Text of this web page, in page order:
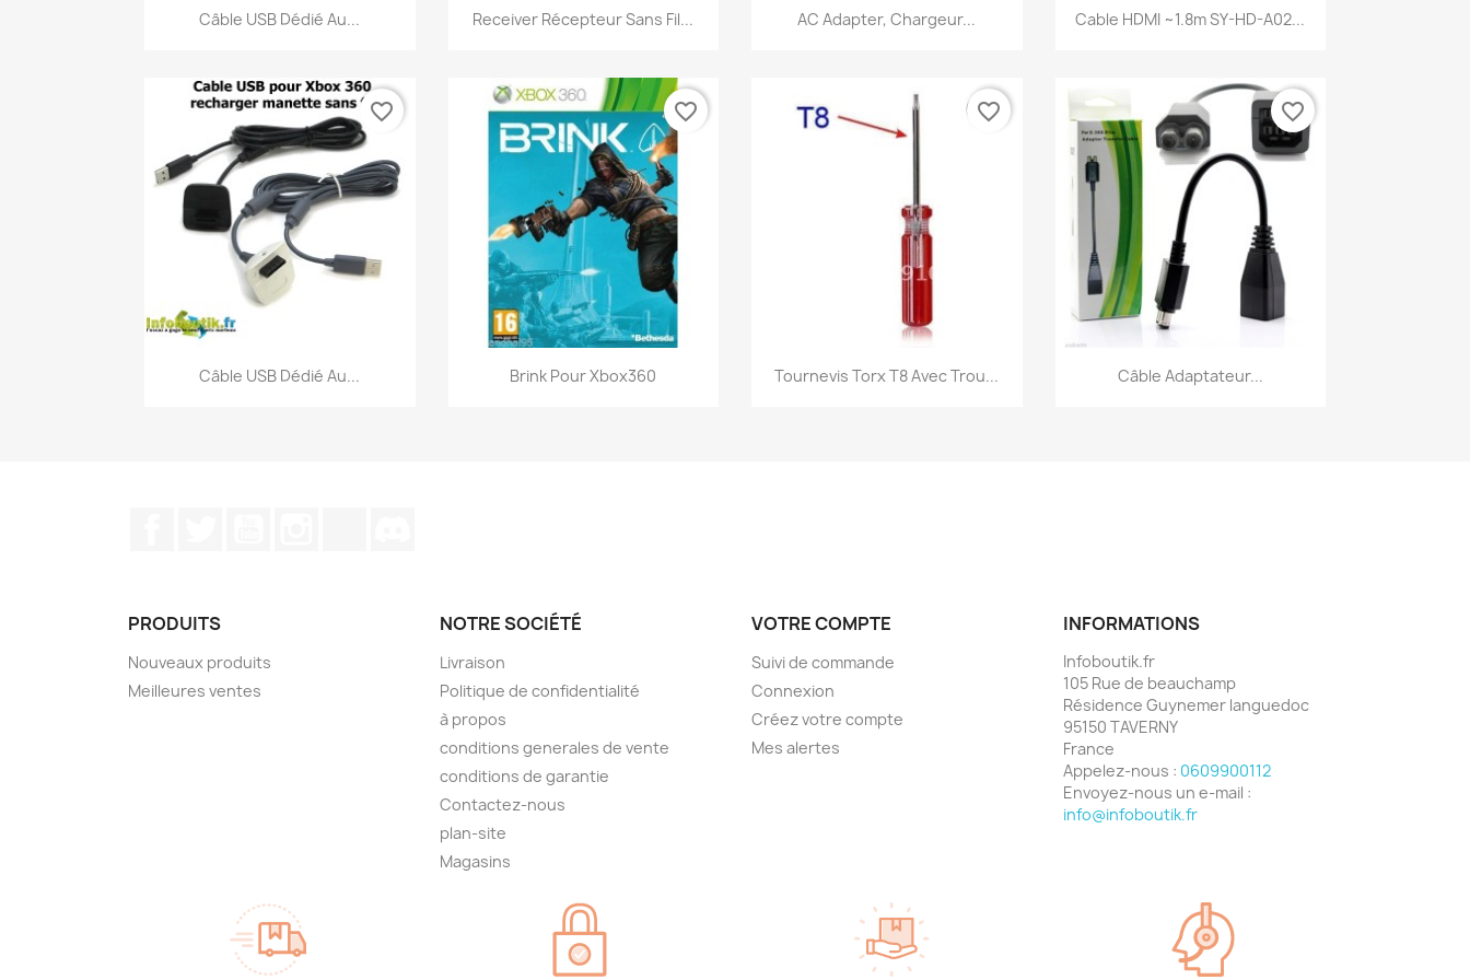
Aperçu rapide
Câble USB Dédié Au... Aperçu rapide
Receiver Récepteur Sans Fil... Aperçu rapide
AC Adapter, Chargeur... Aperçu rapide
Cable HDMI ~1.8m SY-HD-A02...
Aperçu rapide
Câble USB Dédié Au...
favorite_border
Aperçu rapide
Brink Pour Xbox360
favorite_border
Aperçu rapide
Tournevis Torx T8 Avec Trou...
favorite_border
Aperçu rapide
Câble Adaptateur...
favorite_border
PRODUITS
Nouveaux produits
Meilleures ventes
NOTRE SOCIÉTÉ
Livraison
Politique de confidentialité
à propos
conditions generales de vente
conditions de garantie
Contactez-nous
plan-site
Magasins
VOTRE COMPTE
Suivi de commande
Connexion
Créez votre compte
Mes alertes
INFORMATIONS
Infoboutik.fr
105 Rue de beauchamp
Résidence Guynemer languedoc
95150 TAVERNY
France
Appelez-nous : 0609900112
Envoyez-nous un e-mail :
info@infoboutik.fr